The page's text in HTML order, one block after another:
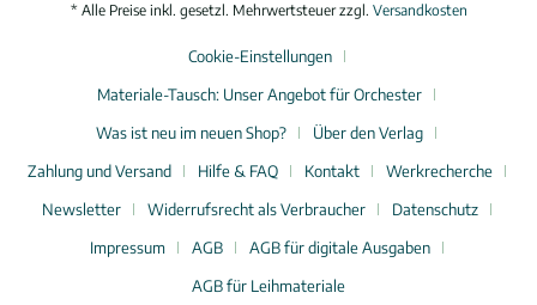
* Alle Preise inkl. gesetzl. Mehrwertsteuer zzgl. Versandkosten
Cookie-Einstellungen
Materiale-Tausch: Unser Angebot für Orchester
Was ist neu im neuen Shop?
Über den Verlag
Zahlung und Versand
Hilfe & FAQ Kontakt
Werkrecherche
Newsletter
Widerrufsrecht als Verbraucher
Datenschutz
Impressum
AGB
AGB für digitale Ausgaben
AGB für Leihmateriale